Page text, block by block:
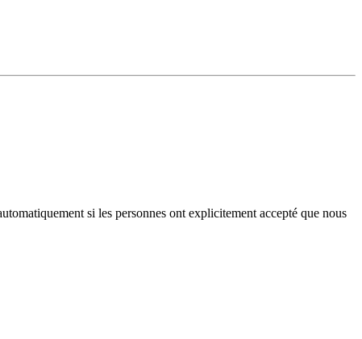
si les personnes ont explicitement accepté que nous